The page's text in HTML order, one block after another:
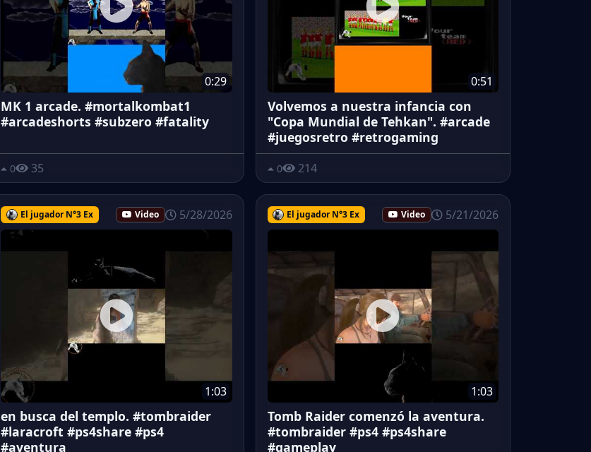
0:29
MK 1 arcade. #mortalkombat1
#arcadeshorts #subzero #fatality
0 35
0:51
Volvemos a nuestra infancia con
"Copa Mundial de Tehkan". #arcade
#juegosretro #retrogaming
0 214
El jugador N°3 Ex Video 5/28/2026
1:03
en busca del templo. #tombraider
#laracroft #ps4share #ps4
#aventura
El jugador N°3 Ex Video 5/21/2026
1:03
Tomb Raider comenzó la aventura.
#tombraider #ps4 #ps4share
#gameplay